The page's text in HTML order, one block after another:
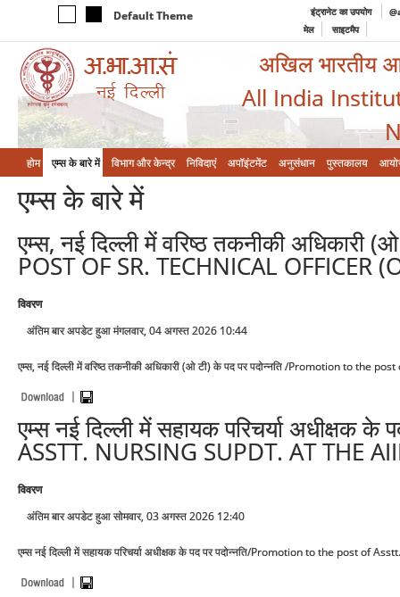
Default Theme इंट्रानेट का उपयोग
मेल
साइटमैप
अखिल भारतीय
All India
होम एम्‍स के बारे में विभाग और केन्‍द्र निविदाएं अपॉइंटमेंट अनुसंधान पुस्तकालय
एम्‍स के बारे में
एम्स, नई दिल्ली में वरिष्ठ तकनीकी
POST OF SR. TECHNICAL OFFICER
विवरण
अंतिम बार अपडेट हुआ मंगलवार, 04 अगस्त 2026 10:44
एम्स, नई दिल्ली में वरिष्ठ तकनीकी अधिकारी (ओ टी) के पद पर पदोन्नति /Promotion to the
एम्स नई दिल्ली में सहायक परिचर्या अधीक्षक
ASSTT. NURSING SUPDT. AT THE
विवरण
अंतिम बार अपडेट हुआ सोमवार, 03 अगस्त 2026 12:40
एम्स नई दिल्ली में सहायक परिचर्या अधीक्षक के पद पर पदोन्नति/Promotion to the post of